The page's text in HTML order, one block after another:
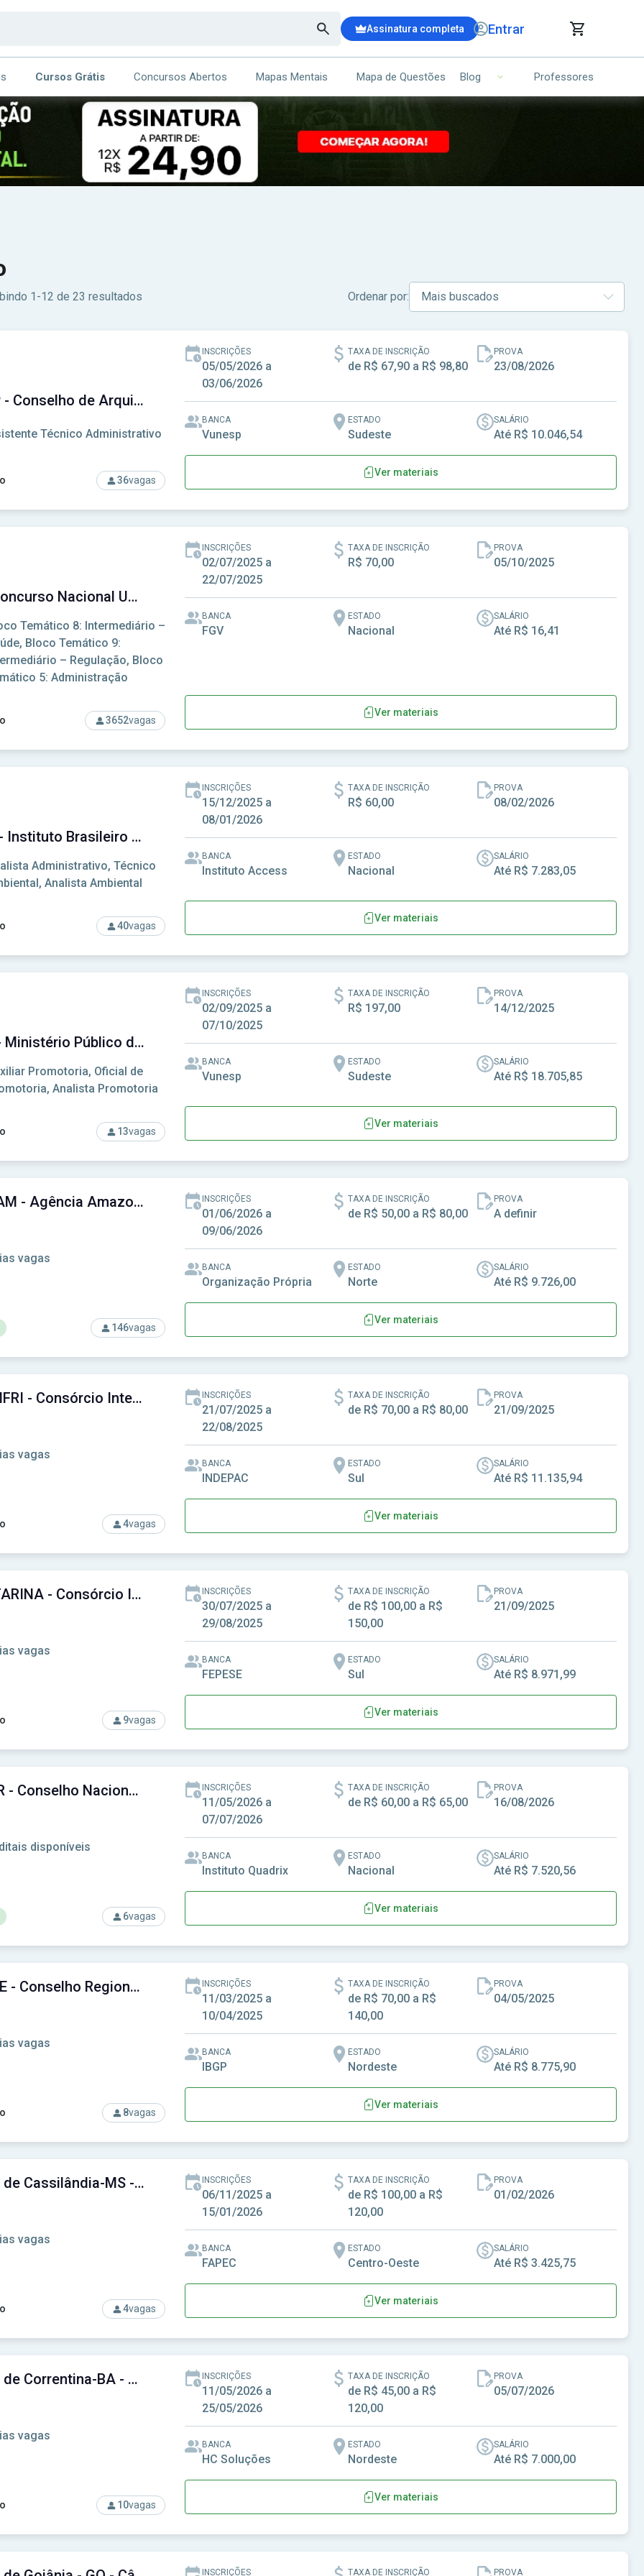
Assinatura completa Entrar
CARRINHO DE COMPRAS
ITENS (00)
Seu carrinho ainda está vazio.
Cursos Grátis Concursos Abertos Mapas Mentais Mapa de Questões Blog Professores
1-12 de 23 resultados Ordenar por:
36vagas
CAU-SP - Conselho de Arquitetura e Urbanismo de São Paulo
Técnico Administrativo
INSCRIÇÕES
05/05/2026 a
03/06/2026
TAXA DE INSCRIÇÃO
de R$ 67,90 a R$ 98,80
PROVA
23/08/2026
BANCA
Vunesp
ESTADO
Sudeste
SALÁRIO
Até R$ 10.046,54
Ver materiais
3652vagas
CNU - Concurso Nacional Unificado
Temático 8: Intermediário –
Bloco Temático 9:
– Regulação, Bloco
5: Administração
INSCRIÇÕES
02/07/2025 a
22/07/2025
TAXA DE INSCRIÇÃO
R$ 70,00
PROVA
05/10/2025
BANCA
FGV
ESTADO
Nacional
SALÁRIO
Até R$ 16,41
Ver materiais
40vagas
IBAMA - Instituto Brasileiro do Meio Ambiente e dos Recursos Naturais
Administrativo, Técnico
Analista Ambiental
INSCRIÇÕES
15/12/2025 a
08/01/2026
TAXA DE INSCRIÇÃO
R$ 60,00
PROVA
08/02/2026
BANCA
Instituto Access
ESTADO
Nacional
SALÁRIO
Até R$ 7.283,05
Ver materiais
13vagas
MP-SP - Ministério Público de São Paulo
Promotoria, Oficial de
Analista Promotoria
INSCRIÇÕES
02/09/2025 a
07/10/2025
TAXA DE INSCRIÇÃO
R$ 197,00
PROVA
14/12/2025
BANCA
Vunesp
ESTADO
Sudeste
SALÁRIO
Até R$ 18.705,85
Ver materiais
146vagas
AADESAM - Agência Amazonense de Desenvolvimento Econômico, Social e Ambiental
vagas
INSCRIÇÕES
01/06/2026 a
09/06/2026
TAXA DE INSCRIÇÃO
de R$ 50,00 a R$ 80,00
PROVA
A definir
BANCA
Organização Própria
ESTADO
Norte
SALÁRIO
Até R$ 9.726,00
Ver materiais
4vagas
CIM-AMFRI - Consórcio Intermunicipal Multifinalitário da Região da AMFRI
vagas
INSCRIÇÕES
21/07/2025 a
22/08/2025
TAXA DE INSCRIÇÃO
de R$ 70,00 a R$ 80,00
PROVA
21/09/2025
BANCA
INDEPAC
ESTADO
Sul
SALÁRIO
Até R$ 11.135,94
Ver materiais
9vagas
CINCATARINA - Consórcio Interfederativo Santa Catarina
vagas
INSCRIÇÕES
30/07/2025 a
29/08/2025
TAXA DE INSCRIÇÃO
de R$ 100,00 a R$
150,00
PROVA
21/09/2025
BANCA
FEPESE
ESTADO
Sul
SALÁRIO
Até R$ 8.971,99
Ver materiais
6vagas
CONTER - Conselho Nacional de Técnicos em Radiologia
disponíveis
INSCRIÇÕES
11/05/2026 a
07/07/2026
TAXA DE INSCRIÇÃO
de R$ 60,00 a R$ 65,00
PROVA
16/08/2026
BANCA
Instituto Quadrix
ESTADO
Nacional
SALÁRIO
Até R$ 7.520,56
Ver materiais
8vagas
CREA-SE - Conselho Regional de Engenharia e Agronomia de Sergipe
vagas
INSCRIÇÕES
11/03/2025 a
10/04/2025
TAXA DE INSCRIÇÃO
de R$ 70,00 a R$
140,00
PROVA
04/05/2025
BANCA
IBGP
ESTADO
Nordeste
SALÁRIO
Até R$ 8.775,90
Ver materiais
4vagas
Câmara de Cassilândia-MS - Câmara Municipal de Cassilândia-MS
vagas
INSCRIÇÕES
06/11/2025 a
15/01/2026
TAXA DE INSCRIÇÃO
de R$ 100,00 a R$
120,00
PROVA
01/02/2026
BANCA
FAPEC
ESTADO
Centro-Oeste
SALÁRIO
Até R$ 3.425,75
Ver materiais
10vagas
Câmara de Correntina-BA - Câmara Municipal de Correntina-BA
vagas
INSCRIÇÕES
11/05/2026 a
25/05/2026
TAXA DE INSCRIÇÃO
de R$ 45,00 a R$
120,00
PROVA
05/07/2026
BANCA
HC Soluções
ESTADO
Nordeste
SALÁRIO
Até R$ 7.000,00
Ver materiais
INSCRIÇÕES TAXA DE INSCRIÇÃO PROVA